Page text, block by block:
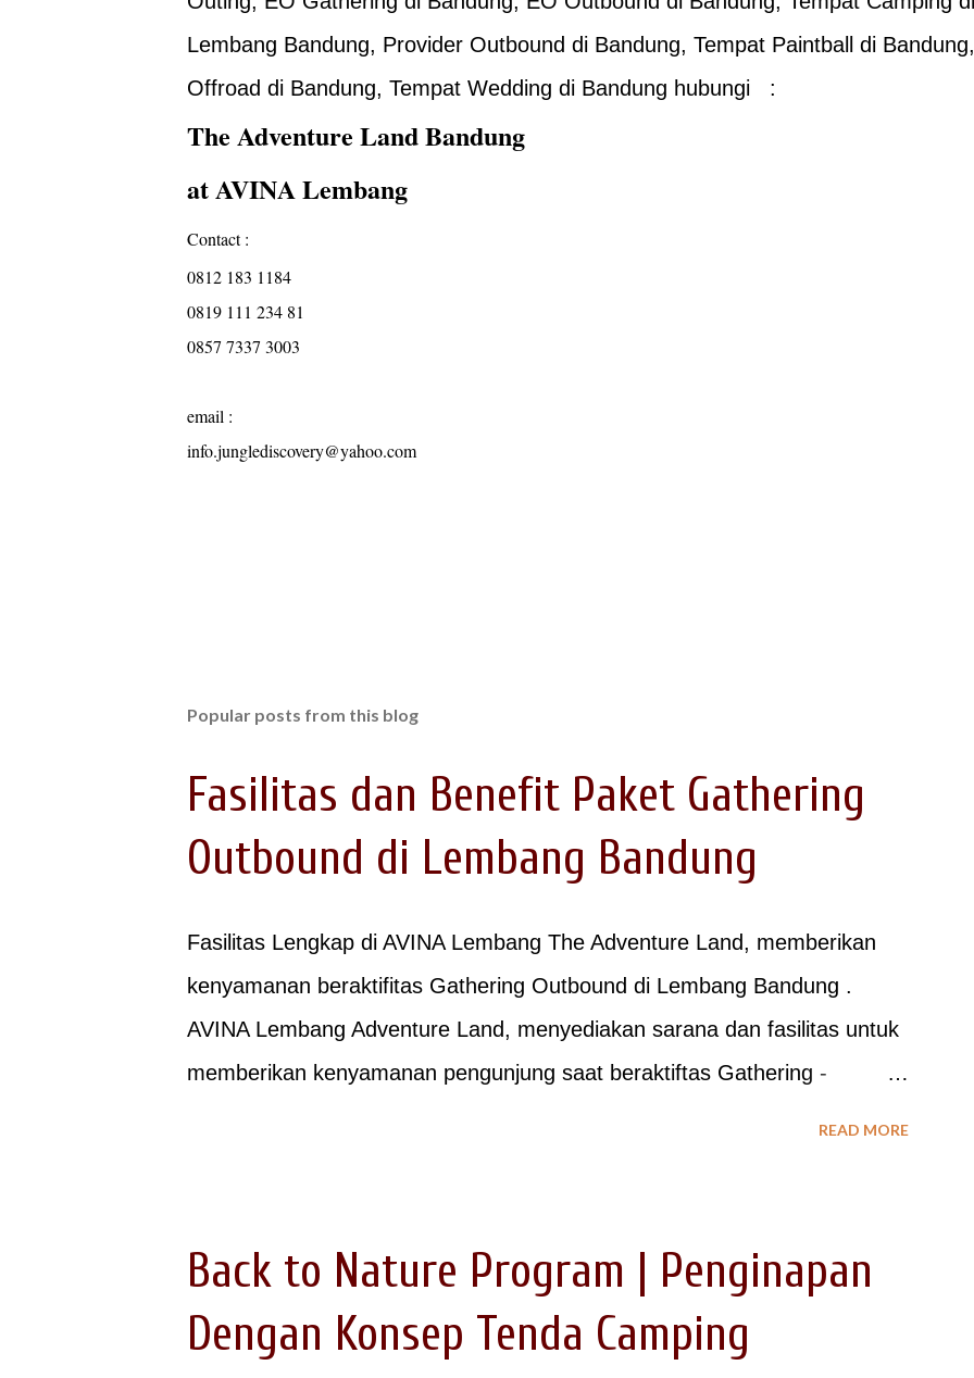
Lembang Bandung, Provider Outbound di Bandung, Tempat Paintball di Bandung,
Offroad di Bandung, Tempat Wedding di Bandung hubungi :
The Adventure Land Bandung
at AVINA Lembang
Contact :
0812 183 1184
0819 111 234 81
0857 7337 3003
email :
info.junglediscovery@yahoo.com
Popular posts from this blog
Fasilitas dan Benefit Paket Gathering
Outbound di Lembang Bandung
Fasilitas Lengkap di AVINA Lembang The Adventure Land, memberikan
kenyamanan beraktifitas Gathering Outbound di Lembang Bandung .
AVINA Lembang Adventure Land, menyediakan sarana dan fasilitas untuk
memberikan kenyamanan pengunjung saat beraktiftas Gathering -
group seperti Company Gathering, Outbound, Family Gathering maupun
program sekolah, tempat wisata di Lembang Bandung ini dilengkapi
dengan fasilitas : - Area Terbuka dengan hamparan rumput untuk kegiatan
READ MORE
Back to Nature Program | Penginapan
Dengan Konsep Tenda Camping